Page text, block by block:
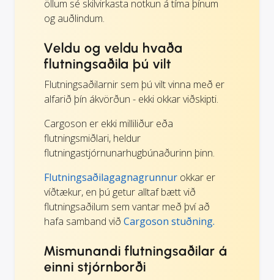
öllum sé skilvirkasta notkun á tíma þínum
og auðlindum.
Veldu og veldu hvaða
flutningsaðila þú vilt
Flutningsaðilarnir sem þú vilt vinna með er
alfarið þín ákvörðun - ekki okkar viðskipti.
Cargoson er ekki milliliður eða
flutningsmiðlari, heldur
flutningastjórnunarhugbúnaðurinn þinn.
Flutningsaðilagagnagrunnur okkar er
víðtækur, en þú getur alltaf bætt við
flutningsaðilum sem vantar með því að
hafa samband við Cargoson stuðning.
Mismunandi flutningsaðilar á
einni stjórnborði